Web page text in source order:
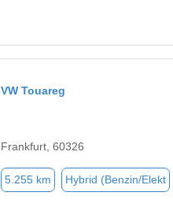
VW Touareg
Frankfurt, 60326
5.255 km Hybrid (Benzin/Elekt